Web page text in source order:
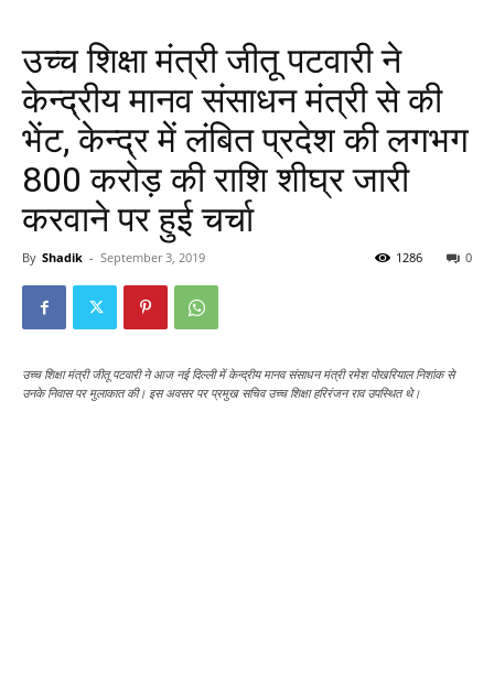
उच्च शिक्षा मंत्री जीतू पटवारी ने
केन्द्रीय मानव संसाधन मंत्री से की
भेंट, केन्द्र में लंबित प्रदेश की लगभग
800 करोड़ की राशि शीघ्र जारी
करवाने पर हुई चर्चा
By Shadik - September 3, 2019 0
1286
उच्च शिक्षा मंत्री जीतू पटवारी ने आज नई दिल्ली में केन्द्रीय मानव संसाधन मंत्री रमेश पोखरियाल निशांक से
उनके निवास पर मुलाकात की। इस अवसर पर प्रमुख सचिव उच्च शिक्षा हरिरंजन राव उपस्थित थे।